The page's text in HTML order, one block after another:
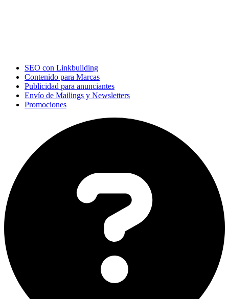
SEO con Linkbuilding
Contenido para Marcas
Publicidad para anunciantes
Envío de Mailings y Newsletters
Promociones